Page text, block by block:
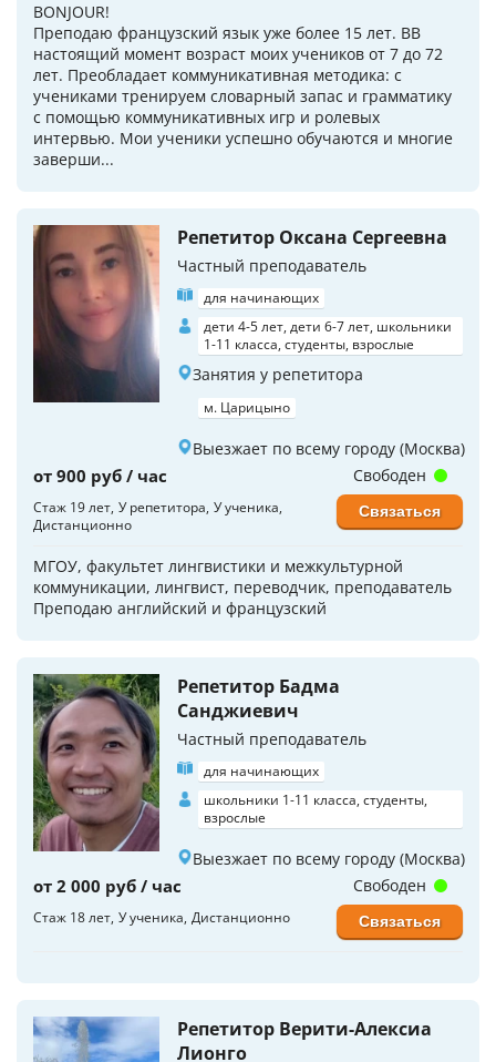
BONJOUR!
Преподаю французский язык уже более 15 лет. ВВ
настоящий момент возраст моих учеников от 7 до 72
лет. Преобладает коммуникативная методика: с
учениками тренируем словарный запас и грамматику
с помощью коммуникативных игр и ролевых
интервью. Мои ученики успешно обучаются и многие
заверши...
Репетитор Оксана Сергеевна
Частный преподаватель
для начинающих
дети 4-5 лет, дети 6-7 лет, школьники
1-11 класса, студенты, взрослые
Занятия у репетитора
м. Царицыно
Выезжает по всему городу (Москва)
от 900 руб / час
Стаж 19 лет У репетитора У ученика
Дистанционно
МГОУ, факультет лингвистики и межкультурной
коммуникации, лингвист, переводчик, преподаватель
Преподаю английский и французский
Свободен
Связаться
Репетитор Бадма
Санджиевич
Частный преподаватель
для начинающих
школьники 1-11 класса, студенты,
взрослые
Выезжает по всему городу (Москва)
от 2 000 руб / час
Стаж 18 лет У ученика Дистанционно
Свободен
Связаться
Репетитор Верити-Алексиа
Лионго